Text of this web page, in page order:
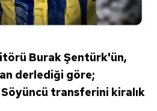
Burak Şentürk'ün,
derlediği göre;
transferini kiralık